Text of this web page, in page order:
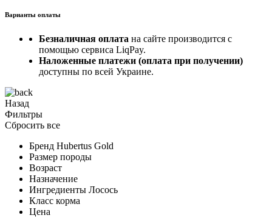
Варианты оплаты
Безналичная оплата на сайте производится с
помощью сервиса LiqPay.
Наложенные платежи (оплата при получении)
доступны по всей Украине.
Назад
Фильтры
Сбросить все
Бренд Hubertus Gold
Размер породы
Возраст
Назначение
Ингредиенты Лосось
Класс корма
Цена